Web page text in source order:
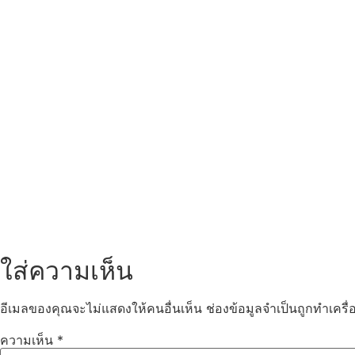
ใส่ความเห็น
อีเมลของคุณจะไม่แสดงให้คนอื่นเห็น ช่องข้อมูลจำเป็นถูกทำเครื่
ความเห็น *